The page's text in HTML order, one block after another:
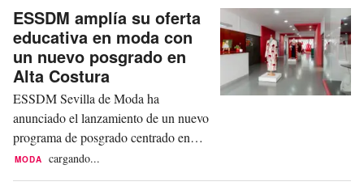
requerirá una colaboración más
estrecha entre la educación, las
comunidades y las pequeñas y
medianas empresas (pymes).
Elaborado por investigadores del
Instituto...
ESSDM amplía su oferta
educativa en moda con
un nuevo posgrado en
Alta Costura
ESSDM Sevilla de Moda ha
anunciado el lanzamiento de un nuevo
programa de posgrado centrado en
técnicas de Alta Costura, ampliando
MODA cargando...